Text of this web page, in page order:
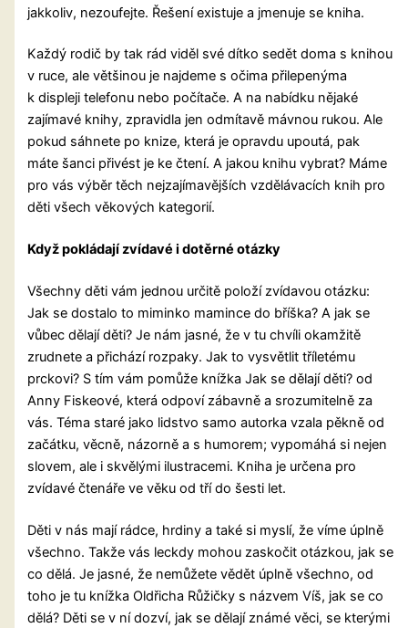
jakkoliv, nezoufejte. Řešení existuje a jmenuje se kniha.
Každý rodič by tak rád viděl své dítko sedět doma s knihou
v ruce, ale většinou je najdeme s očima přilepenýma
k displeji telefonu nebo počítače. A na nabídku nějaké
zajímavé knihy, zpravidla jen odmítavě mávnou rukou. Ale
pokud sáhnete po knize, která je opravdu upoutá, pak
máte šanci přivést je ke čtení. A jakou knihu vybrat? Máme
pro vás výběr těch nejzajímavějších vzdělávacích knih pro
děti všech věkových kategorií.
Když pokládají zvídavé i dotěrné otázky
Všechny děti vám jednou určitě položí zvídavou otázku:
Jak se dostalo to miminko mamince do bříška? A jak se
vůbec dělají děti? Je nám jasné, že v tu chvíli okamžitě
zrudnete a přichází rozpaky. Jak to vysvětlit tříletému
prckovi? S tím vám pomůže knížka Jak se dělají děti? od
Anny Fiskeové, která odpoví zábavně a srozumitelně za
vás. Téma staré jako lidstvo samo autorka vzala pěkně od
začátku, věcně, názorně a s humorem; vypomáhá si nejen
slovem, ale i skvělými ilustracemi. Kniha je určena pro
zvídavé čtenáře ve věku od tří do šesti let.
Děti v nás mají rádce, hrdiny a také si myslí, že víme úplně
všechno. Takže vás leckdy mohou zaskočit otázkou, jak se
co dělá. Je jasné, že nemůžete vědět úplně všechno, od
toho je tu knížka Oldřicha Růžičky s názvem Víš, jak se co
dělá? Děti se v ní dozví, jak se dělají známé věci, se kterými